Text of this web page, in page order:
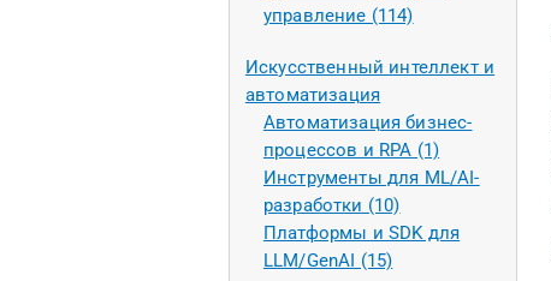
управление (114)
Искусственный интеллект и
автоматизация
Автоматизация бизнес-
процессов и RPA (1)
Инструменты для ML/AI-
разработки (10)
Платформы и SDK для
LLM/GenAI (15)